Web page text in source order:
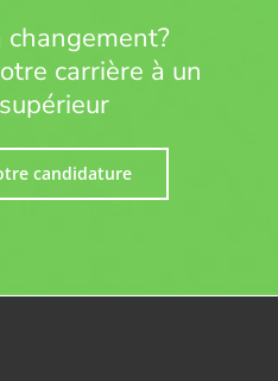
carrière à un
candidature